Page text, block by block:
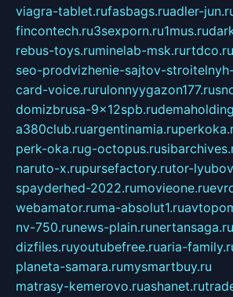
viagra-tablet.rufasbags.ruadler-
fincontech.ru3sexporn.ru1mus.ru
rebus-toys.ruminelab-msk.rurtdco.ru
seo-prodvizhenie-sajtov-
card-voice.rurulonnyygazon177.ru
domizbrusa-9x12spb.ru
a380club.ruargentinamia.ru
perk-oka.rug-octopus.ru
naruto-x.rupursefactory.rutor-
spayderhed-2022.rumovieone.ru
webamator.ruma-absolut1.ru
nv-750.runews-plain.runertansaga.ru
dizfiles.ruyoutubefree.ruaria-
planeta-samara.rumysmartbuy.ru
matrasy-kemerovo.ruashanet.ru